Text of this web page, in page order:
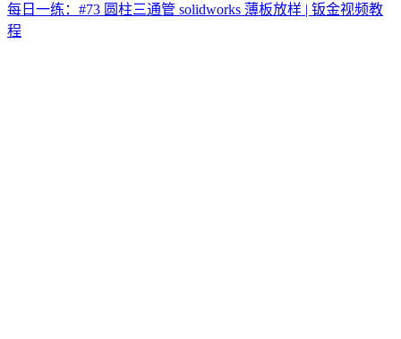
每日一练：#73 圆柱三通管 solidworks 薄板放样 | 钣金视频教
程